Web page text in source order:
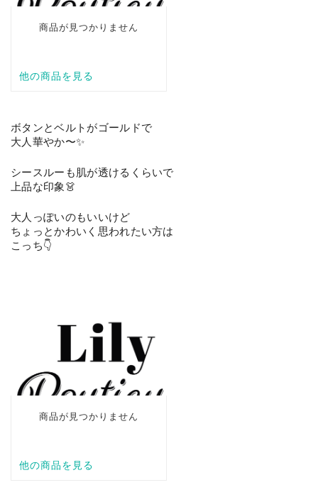
ボタンとベルトがゴールドで
大人華やか〜✨
シースルーも肌が透けるくらいで
上品な印象👗
大人っぽいのもいいけど
ちょっとかわいく思われたい方は
こっち👇